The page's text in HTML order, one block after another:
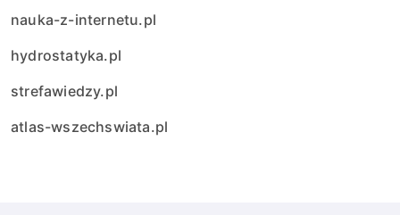
nauka-z-internetu.pl
hydrostatyka.pl
strefawiedzy.pl
atlas-wszechswiata.pl